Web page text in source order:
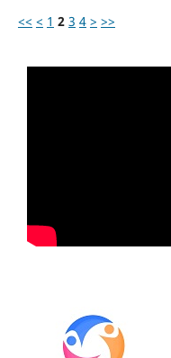
<< < 1 2 3 4 > >>